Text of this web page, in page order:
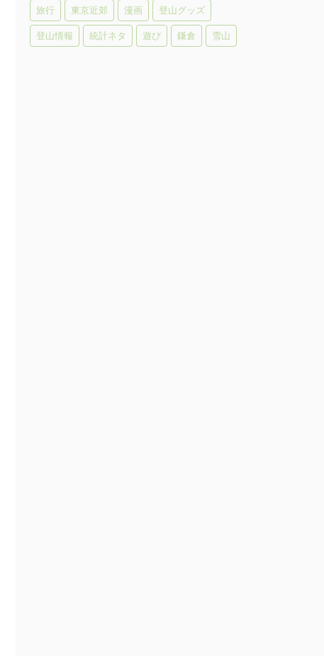
旅行 東京近郊 漫画 登山グッズ
登山情報 統計ネタ 遊び 鎌倉 雪山